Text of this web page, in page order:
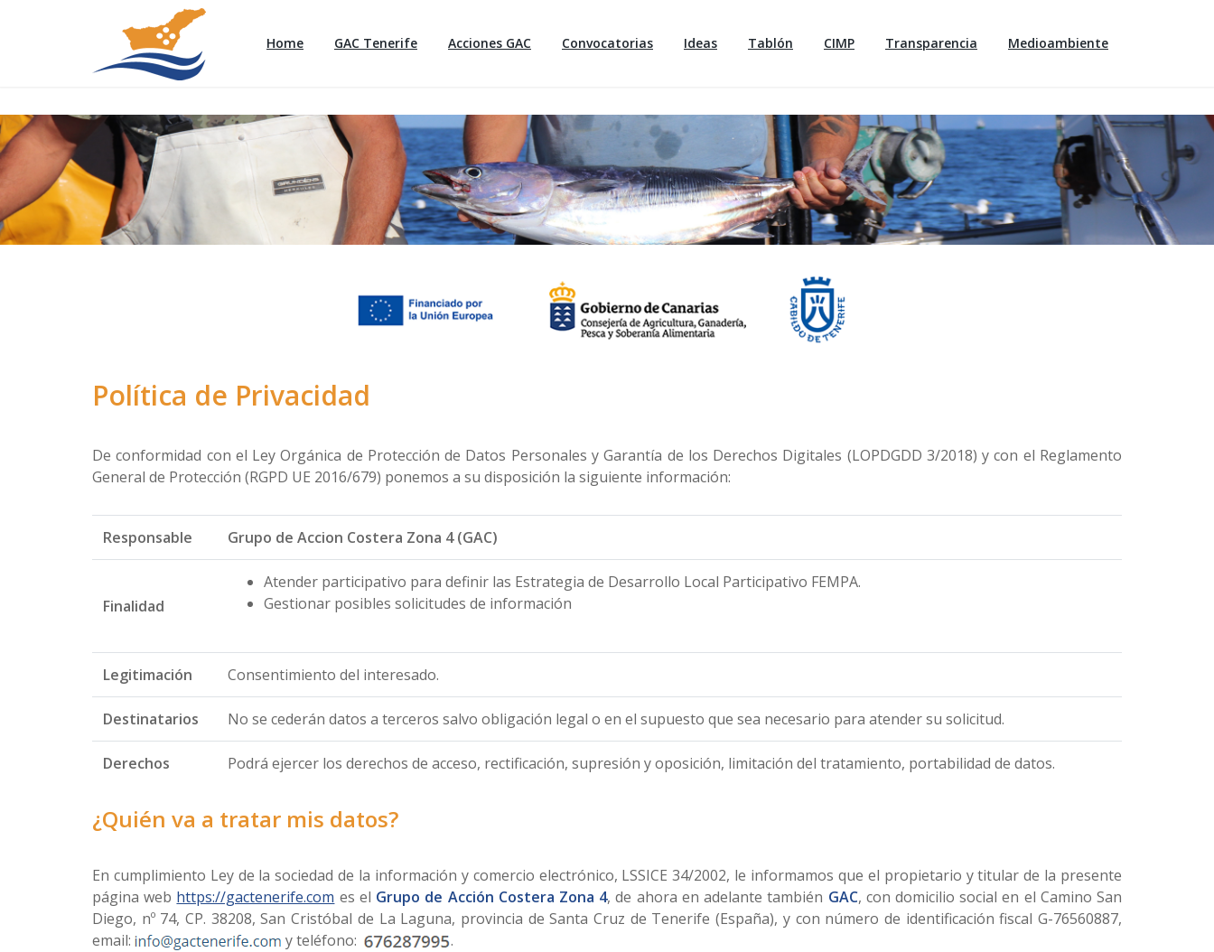
Home GAC Tenerife Acciones GAC Convocatorias Ideas Tablón CIMP Transparencia Medioambiente
Política de Privacidad
De conformidad con el Ley Orgánica de Protección de Datos Personales y Garantía de los Derechos Digitales (LOPDGDD 3/2018) y con el Reglamento
General de Protección (RGPD UE 2016/679) ponemos a su disposición la siguiente información:
Responsable Grupo de Accion Costera Zona 4 (GAC)
Finalidad
Atender participativo para definir las Estrategia de Desarrollo Local Participativo FEMPA.
Gestionar posibles solicitudes de información
Legitimación Consentimiento del interesado.
Destinatarios No se cederán datos a terceros salvo obligación legal o en el supuesto que sea necesario para atender su solicitud.
Derechos Podrá ejercer los derechos de acceso, rectificación, supresión y oposición, limitación del tratamiento, portabilidad de datos.
¿Quién va a tratar mis datos?
En cumplimiento Ley de la sociedad de la información y comercio electrónico, LSSICE 34/2002, le informamos que el propietario y titular de la presente
página web https://gactenerife.com es el Grupo de Acción Costera Zona 4, de ahora en adelante también GAC, con domicilio social en el Camino San
Diego, nº 74, CP. 38208, San Cristóbal de La Laguna, provincia de Santa Cruz de Tenerife (España), y con número de identificación fiscal G-76560887,
email:
y teléfono: .